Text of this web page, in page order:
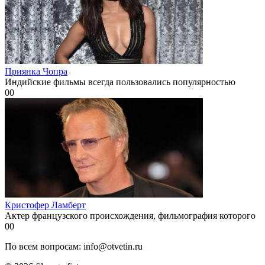
Приянка Чопра
Индийские фильмы всегда пользовались популярностью
00
Кристофер Ламберт
Актер французского происхождения, фильмография которого
00
По всем вопросам: info@otvetin.ru